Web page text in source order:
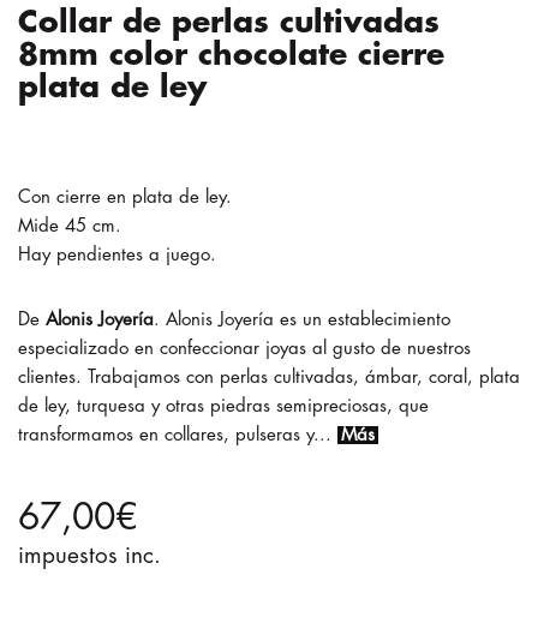
Collar de perlas cultivadas
8mm color chocolate cierre
plata de ley
Con cierre en plata de ley.
Mide 45 cm.
Hay pendientes a juego.
Alonis Joyería. Alonis Joyería es un establecimiento
especializado en confeccionar joyas al gusto de nuestros
clientes. Trabajamos con perlas cultivadas, ámbar, coral, plata
de ley, turquesa y otras piedras semipreciosas, que
transformamos en collares, pulseras y...
Más
67,00€
impuestos inc.